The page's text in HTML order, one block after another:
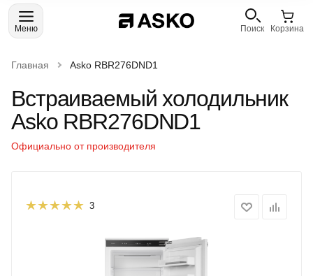
Меню Поиск Корзина
Встраиваемый холодильник
Asko RBR276DND1
Официально от производителя
Главная Asko RBR276DND1
3